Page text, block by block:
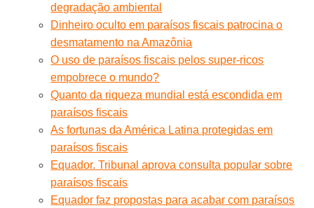
degradação ambiental
Dinheiro oculto em paraísos fiscais patrocina o
desmatamento na Amazônia
O uso de paraísos fiscais pelos super-ricos
empobrece o mundo?
Quanto da riqueza mundial está escondida em
paraísos fiscais
As fortunas da América Latina protegidas em
paraísos fiscais
Equador. Tribunal aprova consulta popular sobre
paraísos fiscais
Equador faz propostas para acabar com paraísos